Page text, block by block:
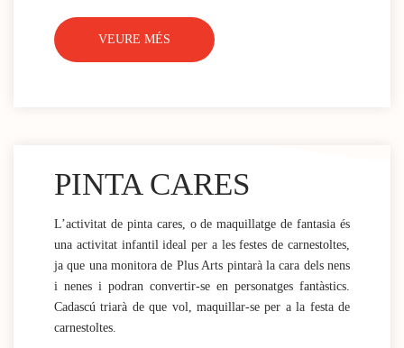
VEURE MÉS
PINTA CARES
L’activitat de pinta cares, o de maquillatge de fantasia és
una activitat infantil ideal per a les festes de carnestoltes,
ja que una monitora de Plus Arts pintarà la cara dels nens
i nenes i podran convertir-se en personatges fantàstics.
Cadascú triarà de que vol, maquillar-se per a la festa de
carnestoltes.